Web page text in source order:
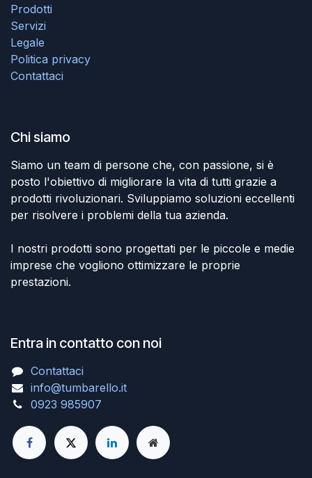
Prodotti
Servizi
Legale
Politica privacy
Contattaci
Chi siamo
Siamo un team di persone che, con passione, si è
posto l'obiettivo di migliorare la vita di tutti grazie a
prodotti rivoluzionari. Sviluppiamo soluzioni eccellenti
per risolvere i problemi della tua azienda.
I nostri prodotti sono progettati per le piccole e medie
imprese che vogliono ottimizzare le proprie
prestazioni.
Entra in contatto con noi
Contattaci
info@tumbarello.it
0923 985907